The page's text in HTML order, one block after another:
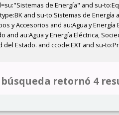
de Energía" and su-
and su-to:Sistemas de Energía
y Accesorios and au:Agua y
and au:Agua y Energía Eléctrica,
del Estado. and ccode:EXT and su-
búsqueda retornó 4